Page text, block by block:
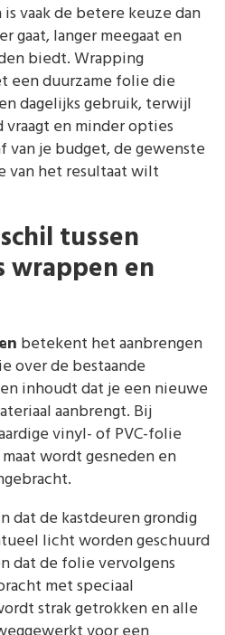
vaak de betere keuze dan
gaat, langer meegaat en
biedt. Wrapping
een duurzame folie die
dagelijks gebruik, terwijl
en minder opties
van je budget, de gewenste
van het resultaat wilt
tussen
wrappen en
betekent het aanbrengen
over de bestaande
inhoudt dat je een nieuwe
aanbrengt. Bij
vinyl- of PVC-folie
wordt gesneden en
dat de kastdeuren grondig
licht worden geschuurd
dat de folie vervolgens
met speciaal
strak getrokken en alle